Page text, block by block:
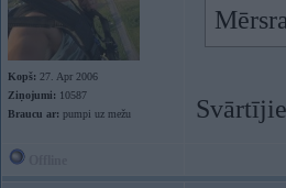
Kopš: 27. Apr 2006
Ziņojumi: 10587
Braucu ar: pumpi uz mežu